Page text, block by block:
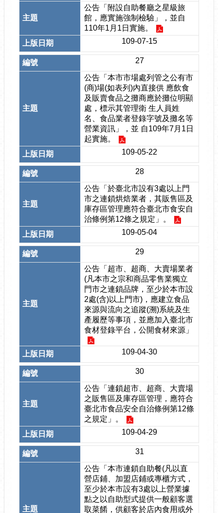
公告「附設自助餐廳之星級旅
館，應實施強制檢驗」，並自
110年1月1日實施。
109-07-15
27
公告「本市市場處列管之公有市
(商)場(如表列)內直接供 應飲食
及販賣食品之攤商應於攤位明顯
處，標示其管理衛 生人員姓
名、食品業者登錄字號及攤名等
營業資訊」，並 自109年7月1日
起實施。
109-05-22
28
公告「於臺北市設有3處以上門
市之連鎖烘焙業者，其販售區及
庫存區管理應符合臺北市食安自
治條例第12條之規定」。
109-05-04
29
公告「超市、超商、大賣場業者
(凡本市之宗和商品零售業獨立
門市之連鎖品牌，至少於本市設
2處(含)以上門市)，應建立食品
來源與流向之追蹤(溯)系統及生
產履歷等事項，並應加入臺北市
食材登錄平台，公開食材來源」
109-04-30
30
公告「連鎖超市、超商、大賣場
之販售區及庫存區管理，應符合
臺北市食品安全自治條例第12條
之規定」。
109-04-29
31
公告「本市連鎖自助餐(凡以直
營店鋪、加盟店鋪或專櫃方式，
至少於本市設有3處以上營業據
點之以自助型式提供一般顧客選
取菜餚，供顧客於店內食用或外